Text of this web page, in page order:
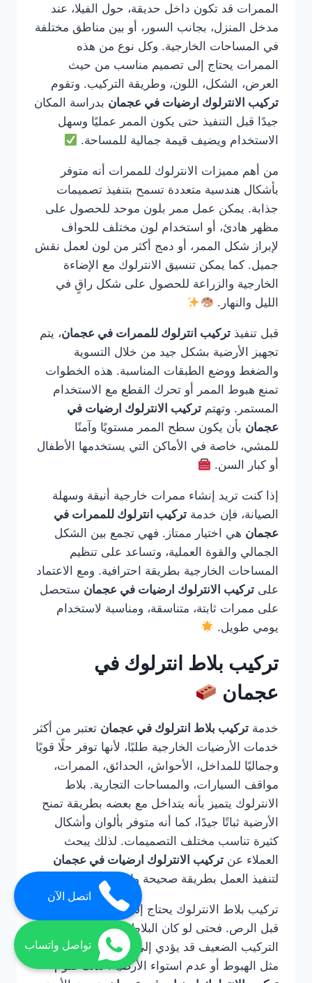
الممرات قد تكون داخل حديقة، حول الفيلا، عند
مدخل المنزل، بجانب السور، أو بين مناطق مختلفة
في المساحات الخارجية. وكل نوع من هذه
الممرات يحتاج إلى تصميم مناسب من حيث
العرض، الشكل، اللون، وطريقة التركيب. وتقوم
تركيب الانترلوك ارضيات في عجمان بدراسة المكان
جيدًا قبل التنفيذ حتى يكون الممر عمليًا وسهل
الاستخدام ويضيف قيمة جمالية للمساحة.
من أهم مميزات الانترلوك للممرات أنه متوفر
بأشكال هندسية متعددة تسمح بتنفيذ تصميمات
جذابة. يمكن عمل ممر بلون موحد للحصول على
مظهر هادئ، أو استخدام لون مختلف للحواف
لإبراز شكل الممر، أو دمج أكثر من لون لعمل نقش
جميل. كما يمكن تنسيق الانترلوك مع الإضاءة
الخارجية والزراعة للحصول على شكل راقٍ في
الليل والنهار.
قبل تنفيذ تركيب انترلوك للممرات في عجمان، يتم
تجهيز الأرضية بشكل جيد من خلال التسوية
والضغط ووضع الطبقات المناسبة. هذه الخطوات
تمنع هبوط الممر أو تحرك القطع مع الاستخدام
المستمر. وتهتم تركيب الانترلوك ارضيات في
عجمان بأن يكون سطح الممر مستويًا وآمنًا
للمشي، خاصة في الأماكن التي يستخدمها الأطفال
أو كبار السن.
إذا كنت تريد إنشاء ممرات خارجية أنيقة وسهلة
الصيانة، فإن خدمة تركيب انترلوك للممرات في
عجمان هي اختيار ممتاز. فهي تجمع بين الشكل
الجمالي والقوة العملية، وتساعد على تنظيم
المساحات الخارجية بطريقة احترافية. ومع الاعتماد
على تركيب الانترلوك ارضيات في عجمان ستحصل
على ممرات ثابتة، متناسقة، ومناسبة لاستخدام
يومي طويل.
تركيب بلاط انترلوك في
عجمان
خدمة تركيب بلاط انترلوك في عجمان تعتبر من أكثر
خدمات الأرضيات الخارجية طلبًا، لأنها توفر حلًا قويًا
وجماليًا للمداخل، الأحواش، الحدائق، الممرات،
مواقف السيارات، والمساحات التجارية. بلاط
الانترلوك يتميز بأنه يتداخل مع بعضه بطريقة تمنح
الأرضية ثباتًا جيدًا، كما أنه متوفر بألوان وأشكال
كثيرة تناسب مختلف التصميمات. لذلك يبحث
العملاء عن تركيب الانترلوك ارضيات في عجمان
لتنفيذ العمل بطريقة صحيحة واحترافية.
تركيب بلاط الانترلوك يحتاج إلى خبرة في التأسيس
قبل الرص. فحتى لو كان البلاط عالي الجودة، فإن
التركيب الضعيف قد يؤدي إلى مشاكل مستقبلية
مثل الهبوط أو عدم استواء الأرضية. لذلك تقوم
اتصل الآن
تواصل واتساب